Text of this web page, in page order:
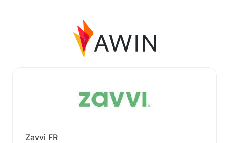
Zavvi FR